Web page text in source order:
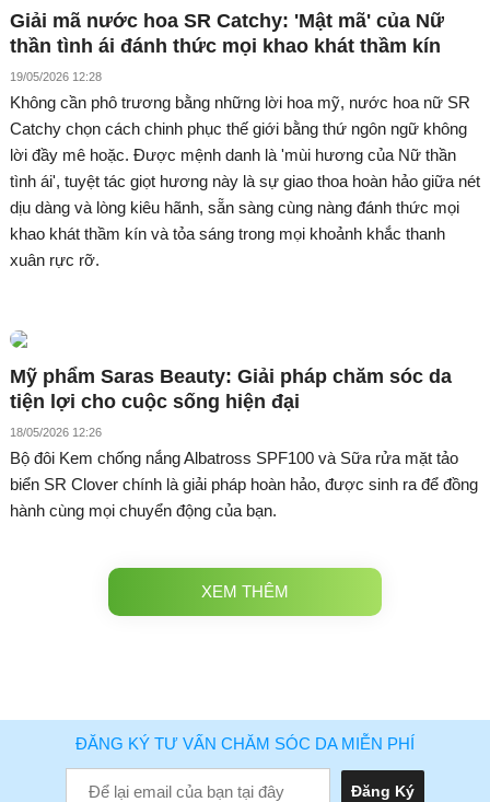
Giải mã nước hoa SR Catchy: 'Mật mã' của Nữ
thần tình ái đánh thức mọi khao khát thầm kín
19/05/2026 12:28
Không cần phô trương bằng những lời hoa mỹ, nước hoa nữ SR
Catchy chọn cách chinh phục thế giới bằng thứ ngôn ngữ không
lời đầy mê hoặc. Được mệnh danh là 'mùi hương của Nữ thần
tình ái', tuyệt tác giọt hương này là sự giao thoa hoàn hảo giữa nét
dịu dàng và lòng kiêu hãnh, sẵn sàng cùng nàng đánh thức mọi
khao khát thầm kín và tỏa sáng trong mọi khoảnh khắc thanh
xuân rực rỡ.
Mỹ phẩm Saras Beauty: Giải pháp chăm sóc da
tiện lợi cho cuộc sống hiện đại
18/05/2026 12:26
Bộ đôi Kem chống nắng Albatross SPF100 và Sữa rửa mặt tảo
biển SR Clover chính là giải pháp hoàn hảo, được sinh ra để đồng
hành cùng mọi chuyển động của bạn.
XEM THÊM
ĐĂNG KÝ TƯ VẤN CHĂM SÓC DA MIỄN PHÍ